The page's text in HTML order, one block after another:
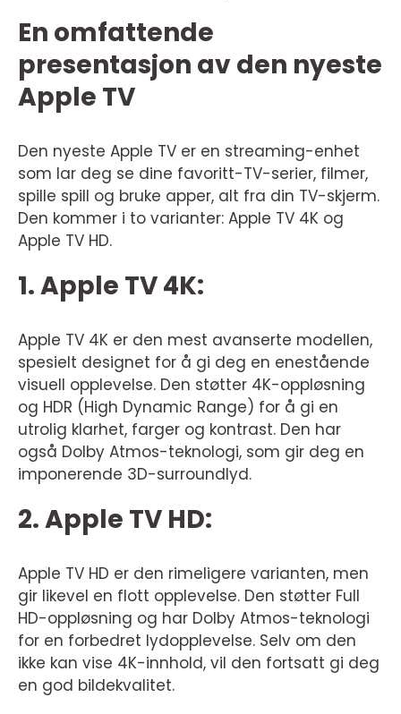
En omfattende
presentasjon av den nyeste
Apple TV
Den nyeste Apple TV er en streaming-enhet
som lar deg se dine favoritt-TV-serier, filmer,
spille spill og bruke apper, alt fra din TV-skjerm.
Den kommer i to varianter: Apple TV 4K og
Apple TV HD.
1. Apple TV 4K:
Apple TV 4K er den mest avanserte modellen,
spesielt designet for å gi deg en enestående
visuell opplevelse. Den støtter 4K-oppløsning
og HDR (High Dynamic Range) for å gi en
utrolig klarhet, farger og kontrast. Den har
også Dolby Atmos-teknologi, som gir deg en
imponerende 3D-surroundlyd.
2. Apple TV HD:
Apple TV HD er den rimeligere varianten, men
gir likevel en flott opplevelse. Den støtter Full
HD-oppløsning og har Dolby Atmos-teknologi
for en forbedret lydopplevelse. Selv om den
ikke kan vise 4K-innhold, vil den fortsatt gi deg
en god bildekvalitet.